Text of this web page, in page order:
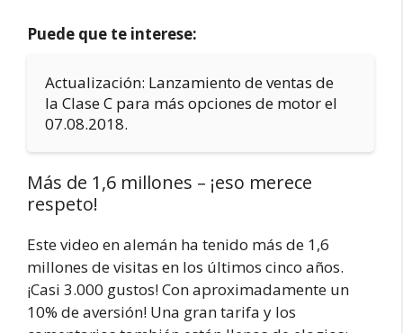
Puede que te interese:
Actualización: Lanzamiento de ventas de
la Clase C para más opciones de motor el
07.08.2018.
Más de 1,6 millones – ¡eso merece
respeto!
Este video en alemán ha tenido más de 1,6
millones de visitas en los últimos cinco años.
¡Casi 3.000 gustos! Con aproximadamente un
10% de aversión! Una gran tarifa y los